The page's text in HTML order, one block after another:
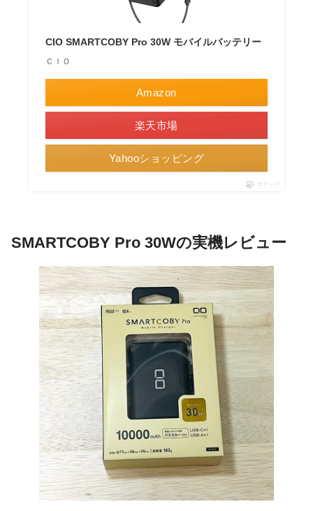
CIO SMARTCOBY Pro 30W モバイルバッテリー
ＣＩＯ
Amazon
楽天市場
Yahooショッピング
ポチップ
SMARTCOBY Pro 30Wの実機レビュー